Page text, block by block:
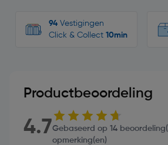
94 Vestigingen
Click & Collect 10min
Productbeoordeling
4.7Gebaseerd op 14
opmerking(en)